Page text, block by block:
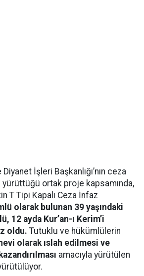
İşleri Başkanlığı’nın ceza
yürüttüğü ortak proje kapsamında,
T Tipi Kapalı Ceza İnfaz
olarak bulunan 39 yaşındaki
12 ayda Kur’an-ı Kerim’i
oldu. Tutuklu ve hükümlülerin
olarak ıslah edilmesi ve
amacıyla yürütülen